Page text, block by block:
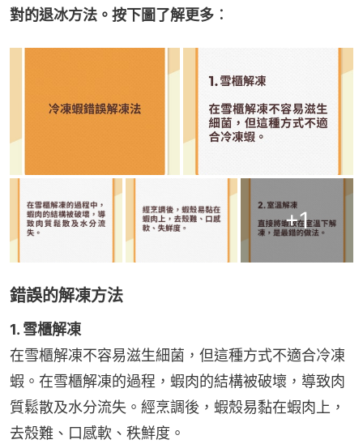
對的退冰方法。按下圖了解更多︰
+1
錯誤的解凍方法
1. 雪櫃解凍
在雪櫃解凍不容易滋生細菌，但這種方式不適合冷凍
蝦。在雪櫃解凍的過程，蝦肉的結構被破壞，導致肉
質鬆散及水分流失。經烹調後，蝦殼易黏在蝦肉上，
去殼難、口感軟、秩鮮度。